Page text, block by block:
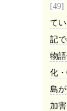
[49]
て
記
物
化
島
加